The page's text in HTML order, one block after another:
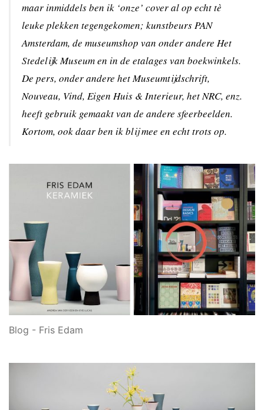
maar inmiddels ben ik ‘onze’ cover al op echt tè
leuke plekken tegengekomen; kunstbeurs PAN
Amsterdam, de museumshop van onder andere Het
Stedelijk Museum en in de etalages van boekwinkels.
De pers, onder andere het Museumtijdschrift,
Nouveau, Vind, Eigen Huis & Interieur, het NRC, enz.
heeft gebruik gemaakt van de andere sfeerbeelden.
Kortom, ook daar ben ik blij mee en echt trots op.
Blog - Fris Edam